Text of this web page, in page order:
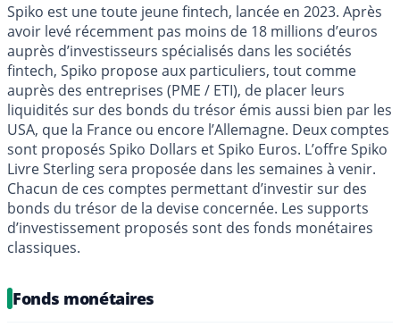
Spiko est une toute jeune fintech, lancée en 2023. Après
avoir levé récemment pas moins de 18 millions d’euros
auprès d’investisseurs spécialisés dans les sociétés
fintech, Spiko propose aux particuliers, tout comme
auprès des entreprises (PME / ETI), de placer leurs
liquidités sur des bonds du trésor émis aussi bien par les
USA, que la France ou encore l’Allemagne. Deux comptes
sont proposés Spiko Dollars et Spiko Euros. L’offre Spiko
Livre Sterling sera proposée dans les semaines à venir.
Chacun de ces comptes permettant d’investir sur des
bonds du trésor de la devise concernée. Les supports
d’investissement proposés sont des fonds monétaires
classiques.
Fonds monétaires